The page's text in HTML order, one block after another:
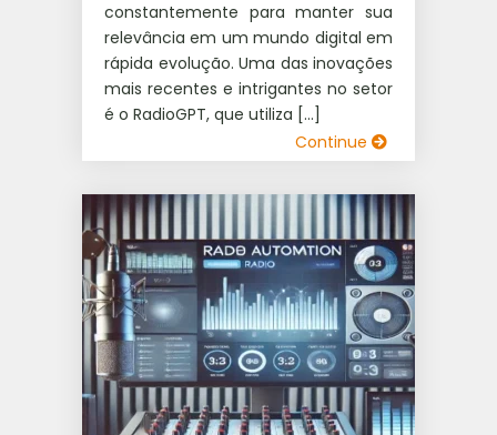
constantemente para manter sua
relevância em um mundo digital em
rápida evolução. Uma das inovações
mais recentes e intrigantes no setor
é o RadioGPT, que utiliza […]
Continue